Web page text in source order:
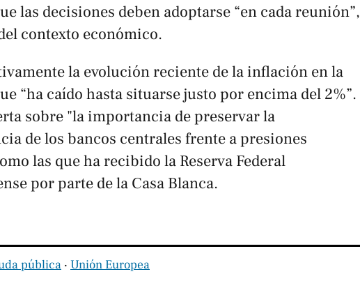
las decisiones deben adoptarse “en cada reunión”,
contexto económico.
la evolución reciente de la inflación en la
“ha caído hasta situarse justo por encima del 2%”.
sobre "la importancia de preservar la
de los bancos centrales frente a presiones
las que ha recibido la Reserva Federal
por parte de la Casa Blanca.
pública ‧ Unión Europea